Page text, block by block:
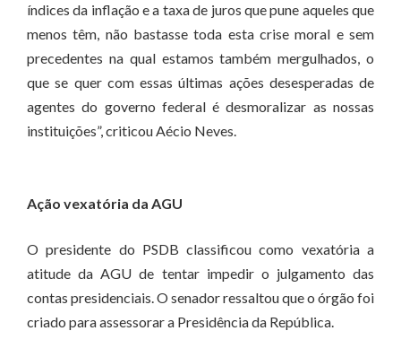
índices da inflação e a taxa de juros que pune aqueles que
menos têm, não bastasse toda esta crise moral e sem
precedentes na qual estamos também mergulhados, o
que se quer com essas últimas ações desesperadas de
agentes do governo federal é desmoralizar as nossas
instituições”, criticou Aécio Neves.
Ação vexatória da AGU
O presidente do PSDB classificou como vexatória a
atitude da AGU de tentar impedir o julgamento das
contas presidenciais. O senador ressaltou que o órgão foi
criado para assessorar a Presidência da República.